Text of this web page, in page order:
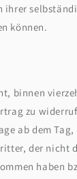
ihrer
können.
binnen
zu
ab dem
der nicht
haben